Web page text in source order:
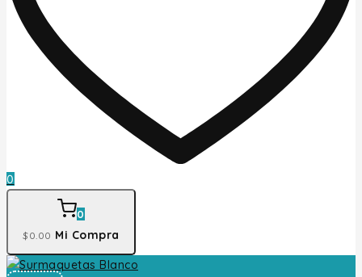
0
0
$0 .00 Mi Compra